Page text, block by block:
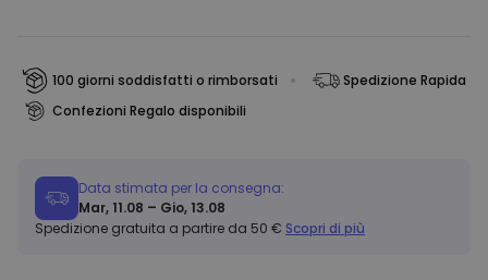
100 giorni soddisfatti o rimborsati
Spedizione Rapida
Confezioni Regalo disponibili
Data stimata per la consegna:
Mar, 11.08 – Gio, 13.08
Spedizione gratuita a partire da 50 € Scopri di più